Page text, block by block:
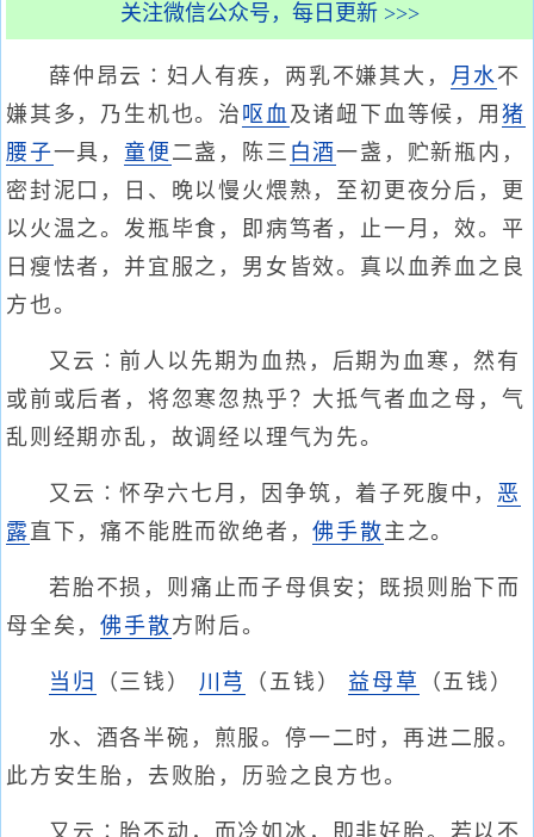
关注微信公众号，每日更新 >>>
薛仲昂云∶妇人有疾，两乳不嫌其大， 月水不
嫌其多，乃生机也。治 呕血及诸衄下血等候，用 猪
腰子一具，童便 二盏，陈三 白酒一盏，贮新瓶内，
密封泥口，日、晚以慢火煨熟，至初更夜分后，更
以火温之。发瓶毕食，即病笃者，止一月，效。平
日瘦怯者，并宜服之，男女皆效。真以血养血之良
方也。
又云∶前人以先期为血热，后期为血寒，然有
或前或后者，将忽寒忽热乎？大抵气者血之母，气
乱则经期亦乱，故调经以理气为先。
又云∶怀孕六七月，因争筑，着子死腹中， 恶
露直下，痛不能胜而欲绝者，佛手散主之。
若胎不损，则痛止而子母俱安；既损则胎下而
母全矣，佛手散方附后。
当归 （三钱） 川芎 （五钱） 益母草 （五钱）
水、酒各半碗，煎服。停一二时，再进二服。
此方安生胎，去败胎，历验之良方也。
又云∶胎不动，而冷如冰，即非好胎。若以不